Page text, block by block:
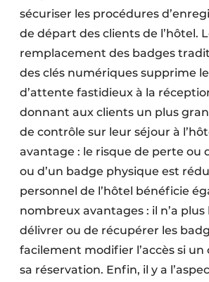
sécuriser les procédures
de départ des clients de l’hôtel.
remplacement des badges
des clés numériques supprime
d’attente fastidieux à la
donnant aux clients un plus
de contrôle sur leur séjour à
avantage : le risque de perte ou
ou d’un badge physique est
personnel de l’hôtel bénéficie
nombreux avantages : il n’a plus
délivrer ou de récupérer les
facilement modifier l’accès si
sa réservation. Enfin, il y a